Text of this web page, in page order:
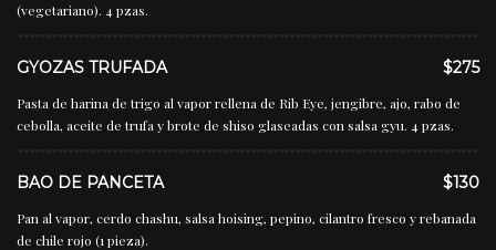
(vegetariano). 4 pzas.
GYOZAS TRUFADA $275
Pasta de harina de trigo al vapor rellena de Rib Eye, jengibre, ajo, rabo de
cebolla, aceite de trufa y brote de shiso glaseadas con salsa gyu. 4 pzas.
BAO DE PANCETA $130
Pan al vapor, cerdo chashu, salsa hoising, pepino, cilantro fresco y rebanada
de chile rojo (1 pieza).